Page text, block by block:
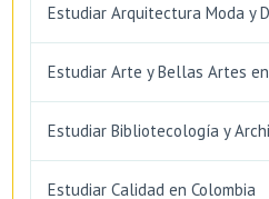
Estudiar Arquitectura Moda y
Estudiar Arte y Bellas Artes
Estudiar Bibliotecología y
Estudiar Calidad en Colombia